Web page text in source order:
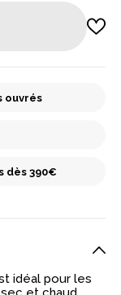
ouvrés
dès 390€
idéal pour les